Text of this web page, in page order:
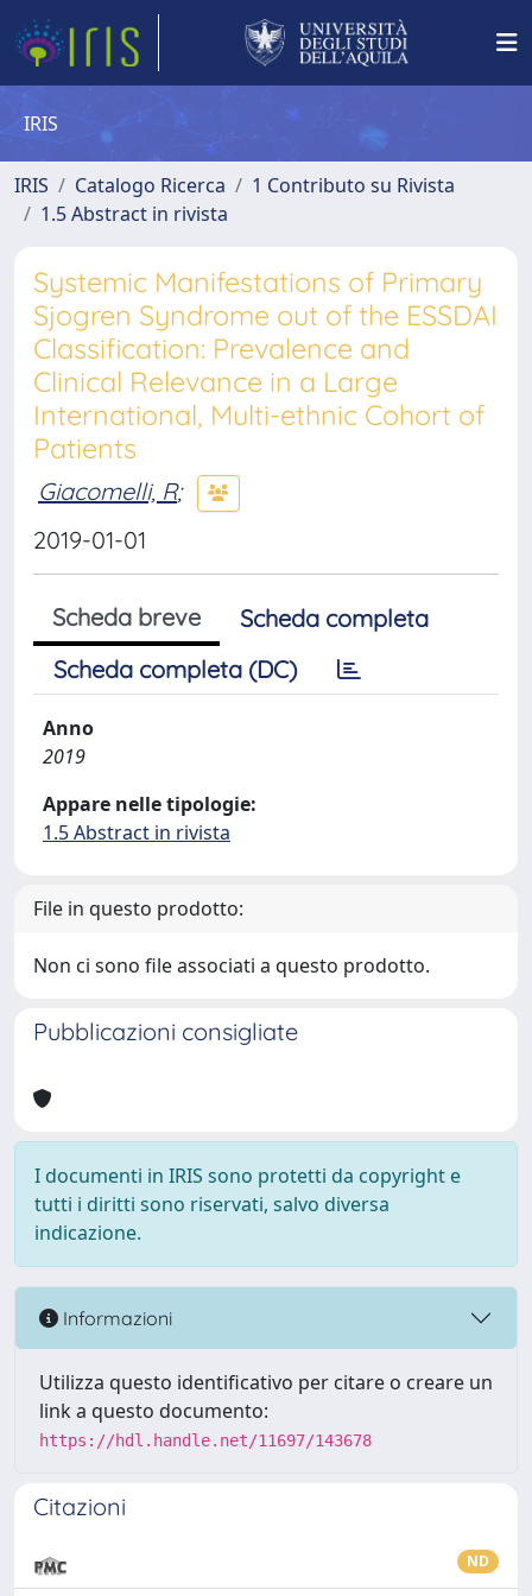
IRIS
IRIS Catalogo Ricerca
1 Contributo su Rivista
1.5 Abstract in rivista
Systemic Manifestations of Primary
Sjogren Syndrome out of the ESSDAI
Classification: Prevalence and
Clinical Relevance in a Large
International, Multi-ethnic Cohort of
Patients
Giacomelli, R;
2019-01-01
Scheda breve
Scheda completa
Scheda completa (DC)
Anno
2019
Appare nelle tipologie:
1.5 Abstract in rivista
File in questo prodotto:
Non ci sono file associati a questo prodotto.
Pubblicazioni consigliate
I documenti in IRIS sono protetti da copyright e
tutti i diritti sono riservati, salvo diversa
indicazione.
Informazioni
Utilizza questo identificativo per citare o creare un
link a questo documento:
https://hdl.handle.net/11697/143678
Citazioni
ND